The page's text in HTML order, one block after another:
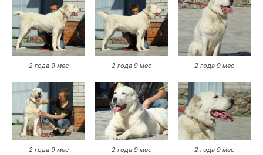
2 года 9 мес 2 года 9 мес 2 года 9 мес
2 года 9 мес 2 года 9 мес 2 года 9 мес